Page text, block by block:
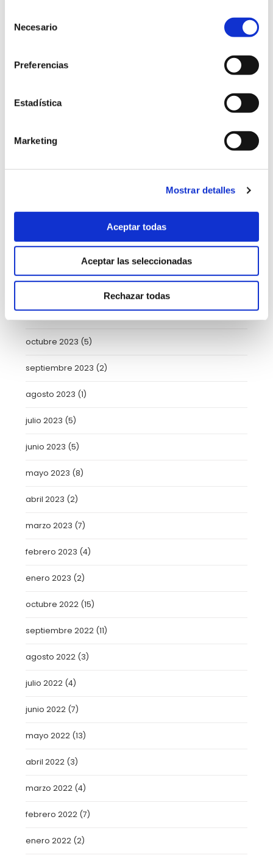
política de cookies
Necesario
Preferencias
Estadística
Marketing
Mostrar detalles
Aceptar todas
Aceptar las seleccionadas
Rechazar todas
enero 2025
octubre 2024
mayo 2024(6)
(2)
octubre 2023 (5)
septiembre 2023 (2)
agosto 2023 (1)
julio 2023 (5)
junio 2023 (5)
mayo 2023 (8)
abril 2023 (2)
marzo 2023 (7)
febrero 2023 (4)
enero 2023 (2)
octubre 2022 (15)
septiembre 2022 (11)
agosto 2022 (3)
julio 2022 (4)
junio 2022 (7)
mayo 2022 (13)
abril 2022 (3)
marzo 2022 (4)
febrero 2022 (7)
enero 2022 (2)